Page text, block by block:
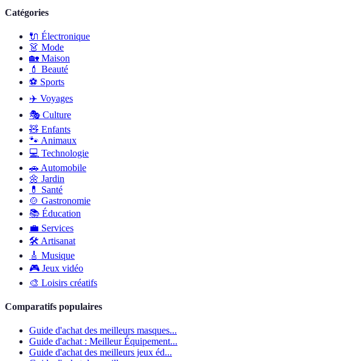
Catégories
🔌 Électronique
👗 Mode
🏡 Maison
💄 Beauté
⚽️ Sports
✈️ Voyages
🎭 Culture
🧸 Enfants
🐾 Animaux
💻 Technologie
🚗 Automobile
🌼 Jardin
💊
Santé
🍲 Gastronomie
📚 Éducation
💼 Services
🛠 Artisanat
🎸 Musique
🎮 Jeux vidéo
🎨 Loisirs créatifs
Comparatifs populaires
Guide d'achat des meilleurs masques...
Guide d'achat : Meilleur Équipement...
Guide d'achat des meilleurs jeux éd...